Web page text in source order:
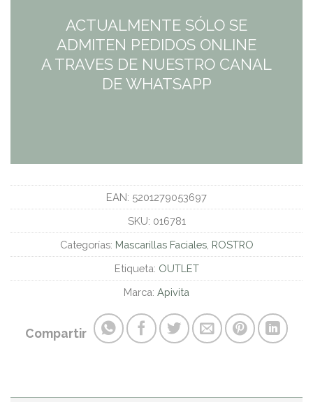
ACTUALMENTE SÓLO SE
ADMITEN PEDIDOS ONLINE
A TRAVES DE NUESTRO CANAL
DE WHATSAPP
EAN: 5201279053697
SKU: 016781
Categorías: Mascarillas Faciales, ROSTRO
Etiqueta: OUTLET
Marca: Apivita
Compartir